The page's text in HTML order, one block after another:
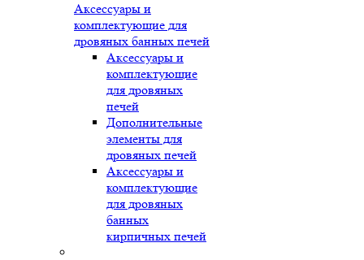
Аксессуары и
комплектующие для
дровяных банных печей
Аксессуары и
комплектующие
для дровяных
печей
Дополнительные
элементы для
дровяных печей
Аксессуары и
комплектующие
для дровяных
банных
кирпичных печей